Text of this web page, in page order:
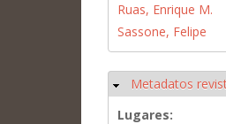
Ruas, Enrique M.
Sassone, Felipe
Ocultar
Metadatos
Lugares: